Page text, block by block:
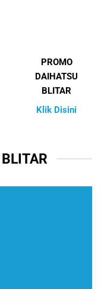
PROMO
DAIHATSU
BLITAR
Klik Disini